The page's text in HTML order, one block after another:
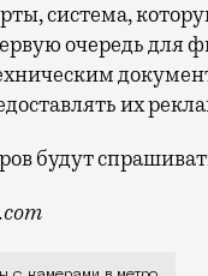
система,
очередь для
их
будут
власти